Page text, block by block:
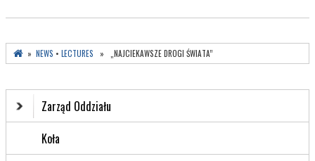
» NEWS • LECTURES » „NAJCIEKAWSZE DROGI ŚWIATA”
Zarząd Oddziału
Koła